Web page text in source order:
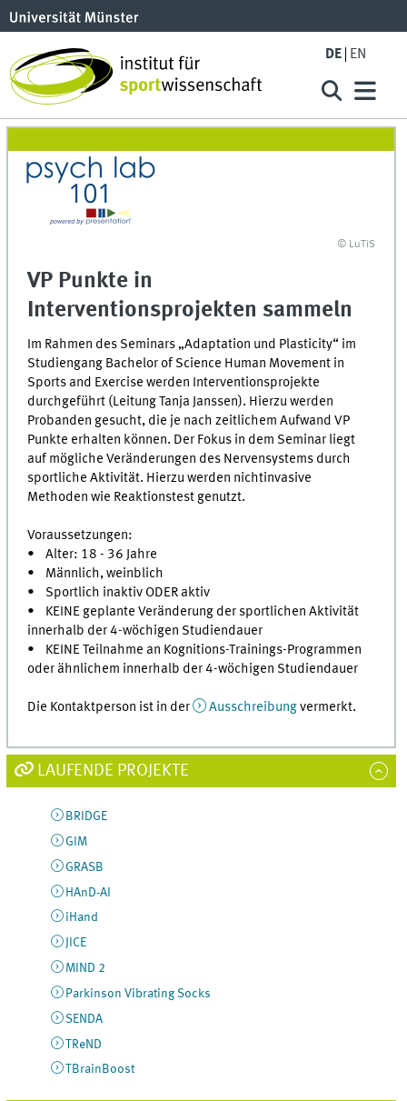
DE EN
© LuTiS
VP Punkte in
Interventionsprojekten sammeln
Im Rahmen des Seminars „Adaptation und Plasticity“ im
Studiengang Bachelor of Science Human Movement in
Sports and Exercise werden Interventionsprojekte
durchgeführt (Leitung Tanja Janssen). Hierzu werden
Probanden gesucht, die je nach zeitlichem Aufwand VP
Punkte erhalten können. Der Fokus in dem Seminar liegt
auf mögliche Veränderungen des Nervensystems durch
sportliche Aktivität. Hierzu werden nichtinvasive
Methoden wie Reaktionstest genutzt.
Voraussetzungen:
• Alter: 18 - 36 Jahre
• Männlich, weinblich
• Sportlich inaktiv ODER aktiv
• KEINE geplante Veränderung der sportlichen Aktivität
innerhalb der 4-wöchigen Studiendauer
• KEINE Teilnahme an Kognitions-Trainings-Programmen
oder ähnlichem innerhalb der 4-wöchigen Studiendauer
Die Kontaktperson ist in der Ausschreibungvermerkt.
LAUFENDE PROJEKTE
BRIDGE
GIM
GRASB
HAnD-AI
iHand
JICE
MIND 2
Parkinson Vibrating Socks
SENDA
TReND
TBrainBoost